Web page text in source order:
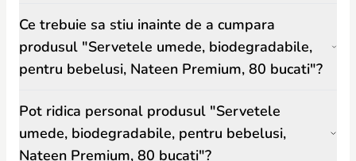
Ce trebuie sa stiu inainte de a cumpara
produsul "Servetele umede, biodegradabile,
pentru bebelusi, Nateen Premium, 80 bucati"?
Pot ridica personal produsul "Servetele
umede, biodegradabile, pentru bebelusi,
Nateen Premium, 80 bucati"?